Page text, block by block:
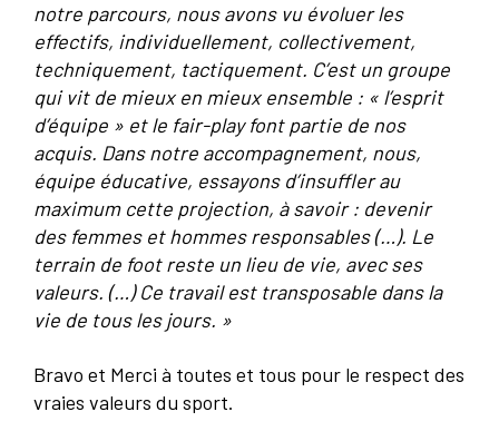
notre parcours, nous avons vu évoluer les
effectifs, individuellement, collectivement,
techniquement, tactiquement. C’est un groupe
qui vit de mieux en mieux ensemble : « l’esprit
d’équipe » et le fair-play font partie de nos
acquis. Dans notre accompagnement, nous,
équipe éducative, essayons d’insuffler au
maximum cette projection, à savoir : devenir
des femmes et hommes responsables (…). Le
terrain de foot reste un lieu de vie, avec ses
valeurs. (…) Ce travail est transposable dans la
vie de tous les jours. »
Bravo et Merci à toutes et tous pour le respect des
vraies valeurs du sport.